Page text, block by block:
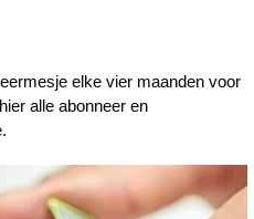
elke vier maanden voor
alle abonneer en